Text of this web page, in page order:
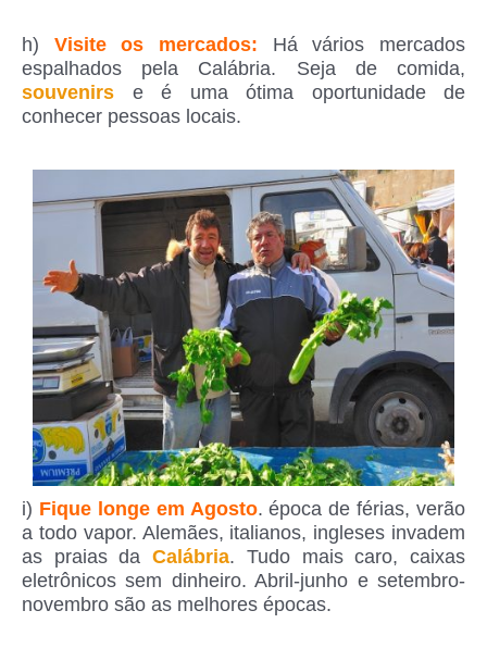
h) Visite os mercados: Há vários mercados
espalhados pela Calábria. Seja de comida,
souvenirs e é uma ótima oportunidade de
conhecer pessoas locais.
i) Fique longe em Agosto. época de férias, verão
a todo vapor. Alemães, italianos, ingleses invadem
as praias daCalábria. Tudo mais caro, caixas
eletrônicos sem dinheiro. Abril-junho e setembro-
novembro são as melhores épocas.